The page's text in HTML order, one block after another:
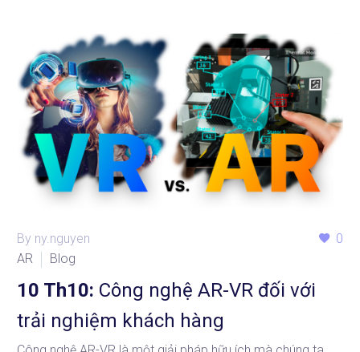
0
By ny.nguyen
AR
Blog
10 Th10: Công nghệ AR-VR đối với
trải nghiệm khách hàng